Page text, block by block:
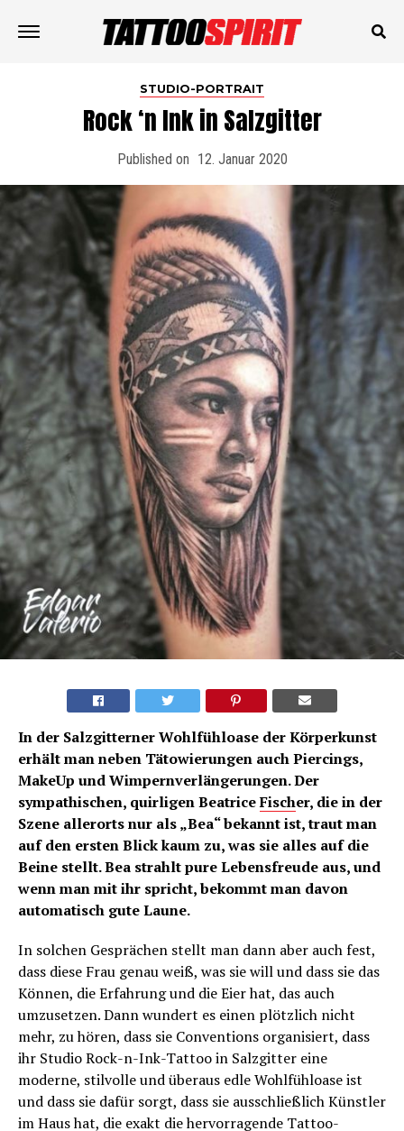
STUDIO-PORTRAIT
Rock ‘n Ink in Salzgitter
Published on 12. Januar 2020
In der Salzgitterner Wohlfühloase der Körperkunst
erhält man neben Tätowierungen auch Piercings,
MakeUp und Wimpernverlängerungen. Der
sympathischen, quirligen BeatriceFischer, die in der
Szene allerorts nur als „Bea“ bekannt ist, traut man
auf den ersten Blick kaum zu, was sie alles auf die
Beine stellt. Bea strahlt pure Lebensfreude aus, und
wenn man mit ihr spricht, bekommt man davon
automatisch gute Laune.
In solchen Gesprächen stellt man dann aber auch fest,
dass diese Frau genau weiß, was sie will und dass sie das
Können, die Erfahrung und die Eier hat, das auch
umzusetzen. Dann wundert es einen plötzlich nicht
mehr, zu hören, dass sie Conventions organisiert, dass
ihr Studio Rock-n-Ink-Tattoo in Salzgitter eine
moderne, stilvolle und überaus edle Wohlfühloase ist
und dass sie dafür sorgt, dass sie ausschließlich Künstler
im Haus hat, die exakt die hervorragende Tattoo-